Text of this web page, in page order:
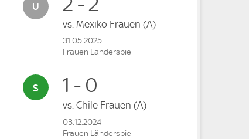
vs. Mexiko Frauen (A)
31.05.2025
Frauen Länderspiel
1 - 0
vs. Chile Frauen (A)
03.12.2024
Frauen Länderspiel